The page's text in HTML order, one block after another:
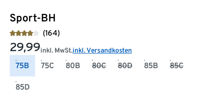
Sport-BH
(164)
29,99inkl. MwSt.inkl. Versandkosten
75B 75C 80B 80C 80D 85B 85C
85D